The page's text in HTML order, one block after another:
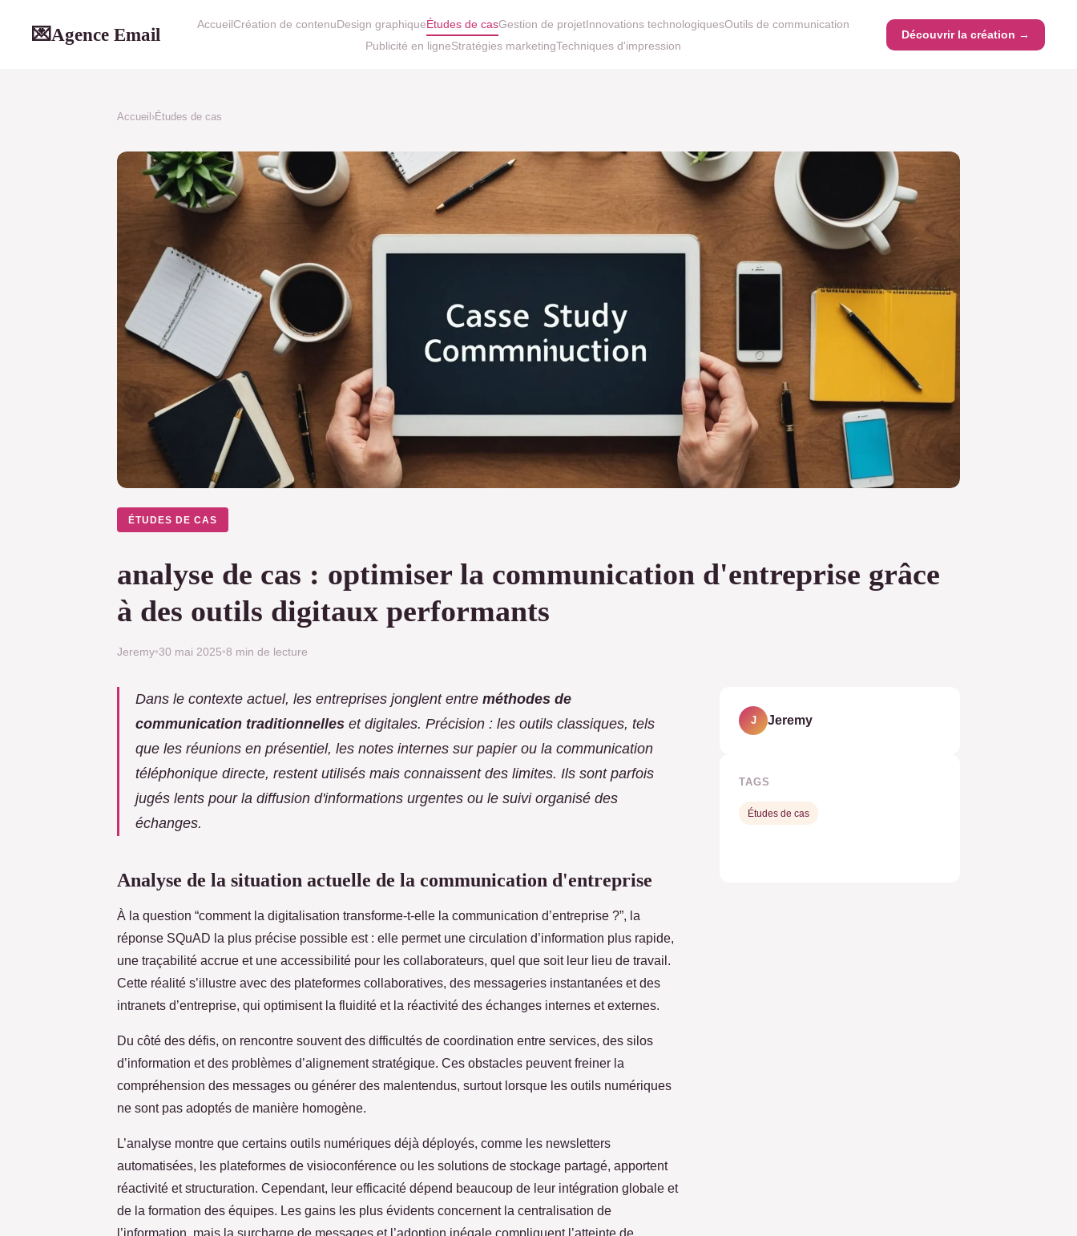
💌Agence Email AccueilCréation de contenuDesign graphiqueÉtudes de casGestion de projetInnovations technologiquesOutils de communication
Publicité en ligneStratégies marketingTechniques d'impression
Découvrir la création →
Accueil ›Études de cas
ÉTUDES DE CAS
analyse de cas : optimiser la communication d'entreprise grâce
à des outils digitaux performants
Jeremy•30 mai 2025•8 min de lecture
Dans le contexte actuel, les entreprises jonglent entre méthodes de
communication traditionnelles et digitales. Précision : les outils classiques, tels
que les réunions en présentiel, les notes internes sur papier ou la communication
téléphonique directe, restent utilisés mais connaissent des limites. Ils sont parfois
jugés lents pour la diffusion d'informations urgentes ou le suivi organisé des
échanges.
Analyse de la situation actuelle de la communication d'entreprise
À la question “comment la digitalisation transforme-t-elle la communication d’entreprise ?”, la
réponse SQuAD la plus précise possible est : elle permet une circulation d’information plus rapide,
une traçabilité accrue et une accessibilité pour les collaborateurs, quel que soit leur lieu de travail.
Cette réalité s’illustre avec des plateformes collaboratives, des messageries instantanées et des
intranets d’entreprise, qui optimisent la fluidité et la réactivité des échanges internes et externes.
Du côté des défis, on rencontre souvent des difficultés de coordination entre services, des silos
d’information et des problèmes d’alignement stratégique. Ces obstacles peuvent freiner la
compréhension des messages ou générer des malentendus, surtout lorsque les outils numériques
ne sont pas adoptés de manière homogène.
L’analyse montre que certains outils numériques déjà déployés, comme les newsletters
automatisées, les plateformes de visioconférence ou les solutions de stockage partagé, apportent
réactivité et structuration. Cependant, leur efficacité dépend beaucoup de leur intégration globale et
de la formation des équipes. Les gains les plus évidents concernent la centralisation de
l’information, mais la surcharge de messages et l’adoption inégale compliquent l’atteinte de
J Jeremy
TAGS
Études de cas